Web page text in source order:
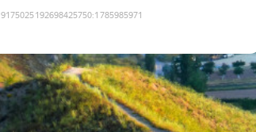
9175025192698425750:1785985971